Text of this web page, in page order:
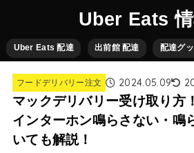
Uber Eats
Uber Eats 配達 出前館 配達 配達グ
フードデリバリー注文 2024.05.09
マックデリバリー受け取り方
インターホン鳴らさない・鳴
いても解説！